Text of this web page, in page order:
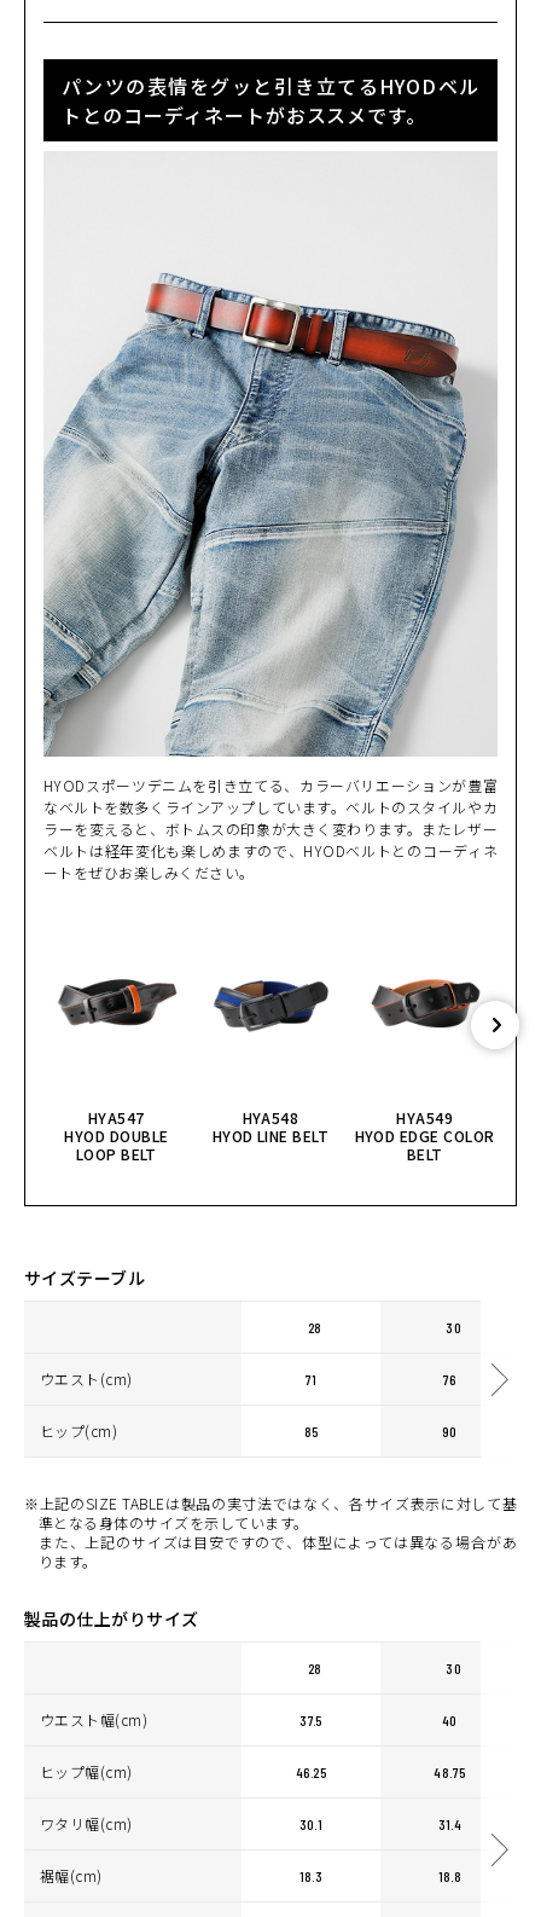
パンツの表情をグッと引き立てるHYODベル
トとのコーディネートがおススメです。
HYODスポーツデニムを引き立てる、カラーバリエーションが豊富
なベルトを数多くラインアップしています。ベルトのスタイルやカ
ラーを変えると、ボトムスの印象が大きく変わります。またレザー
ベルトは経年変化も楽しめますので、HYODベルトとのコーディネ
ートをぜひお楽しみください。
HYA547
HYOD DOUBLE
LOOP BELT
HYA548
HYOD LINE BELT
HYA549
HYOD EDGE COLOR
BELT
サイズテーブル
28 30
ウエスト(cm) 71 76
ヒップ(cm) 85 90
※上記のSIZE TABLEは製品の実寸法ではなく、各サイズ表示に対して基
準となる身体のサイズを示しています。
また、上記のサイズは目安ですので、体型によっては異なる場合があ
ります。
製品の仕上がりサイズ
28 30
ウエスト幅(cm) 37.5 40
ヒップ幅(cm) 46.25 48.75
ワタリ幅(cm) 30.1 31.4
裾幅(cm) 18.3 18.8